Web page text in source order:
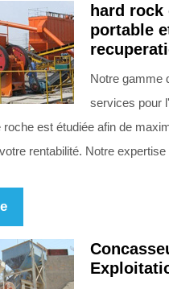
hard
portable
Notre gamme
services pour
roche est étudiée afin de
rentabilité. Notre expertise